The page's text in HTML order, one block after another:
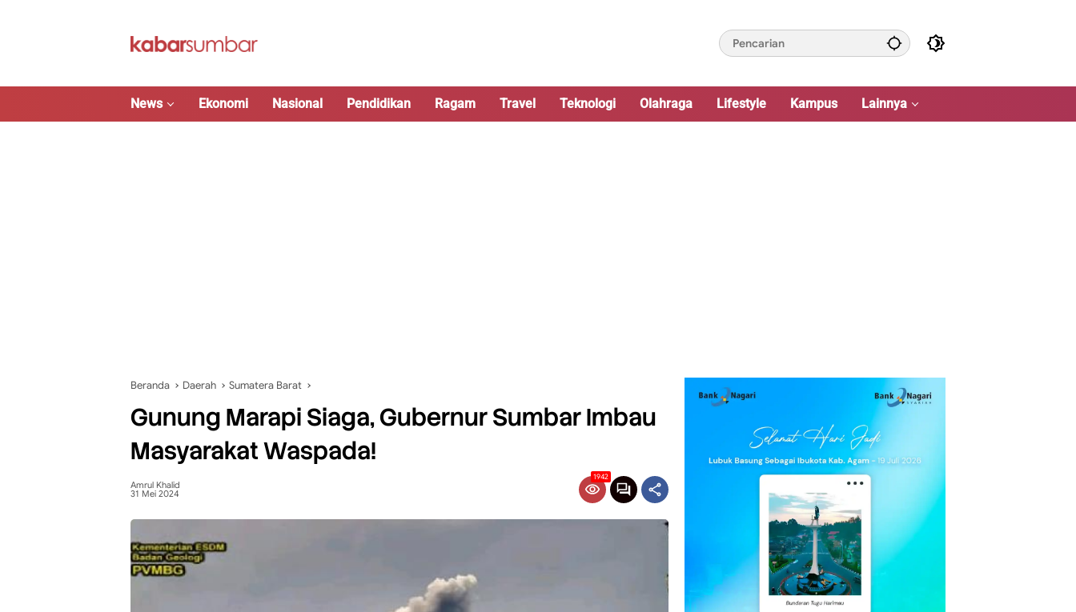
News Ekonomi Nasional Pendidikan Ragam Travel Teknologi Olahraga Lifestyle Kampus Lainnya
Beranda Daerah Sumatera Barat
Gunung Marapi Siaga, Gubernur Sumbar Imbau
Masyarakat Waspada!
Amrul Khalid
31 Mei 2024
1942